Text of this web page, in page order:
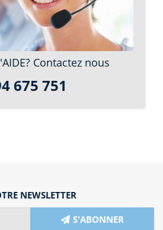
Contactez nous
675 751
NEWSLETTER
S'ABONNER